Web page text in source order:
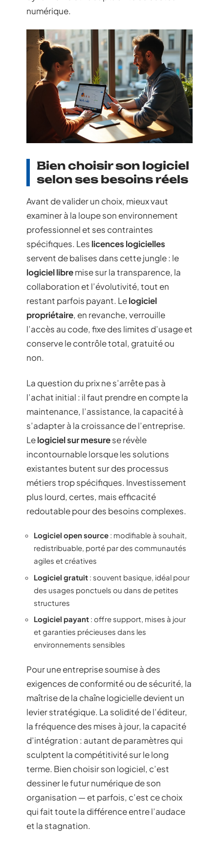
numérique.
Bien choisir son logiciel
selon ses besoins réels
Avant de valider un choix, mieux vaut
examiner à la loupe son environnement
professionnel et ses contraintes
spécifiques. Les licences logicielles
servent de balises dans cette jungle : le
logiciel libremise sur la transparence, la
collaboration et l’évolutivité, tout en
restant parfois payant. Lelogiciel
propriétaire, en revanche, verrouille
l’accès au code, fixe des limites d’usage et
conserve le contrôle total, gratuité ou
non.
La question du prix ne s’arrête pas à
l’achat initial : il faut prendre en compte la
maintenance, l’assistance, la capacité à
s’adapter à la croissance de l’entreprise.
Lelogiciel sur mesurese révèle
incontournable lorsque les solutions
existantes butent sur des processus
métiers trop spécifiques. Investissement
plus lourd, certes, mais efficacité
redoutable pour des besoins complexes.
Logiciel open source : modifiable à souhait,
redistribuable, porté par des communautés
agiles et créatives
Logiciel gratuit : souvent basique, idéal pour
des usages ponctuels ou dans de petites
structures
Logiciel payant : offre support, mises à jour
et garanties précieuses dans les
environnements sensibles
Pour une entreprise soumise à des
exigences de conformité ou de sécurité, la
maîtrise de la chaîne logicielle devient un
levier stratégique. La solidité de l’éditeur,
la fréquence des mises à jour, la capacité
d’intégration : autant de paramètres qui
sculptent la compétitivité sur le long
terme. Bien choisir son logiciel, c’est
dessiner le futur numérique de son
organisation — et parfois, c’est ce choix
qui fait toute la différence entre l’audace
et la stagnation.